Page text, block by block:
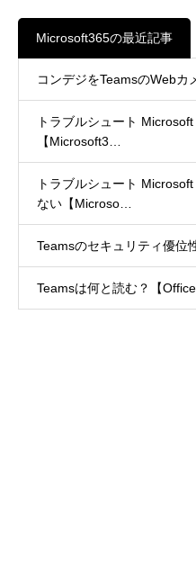
Microsoft365の最近記事
コンデジをTeamsのWebカ
トラブルシュート
【Microsoft3…
トラブルシュート
ない【Microso…
Teamsのセキュリティ優位
Teamsは何と読む？【